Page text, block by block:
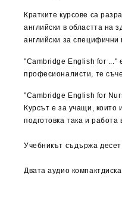
Кратките курсове са
английски в областта на
английски за
"Cambridge English for ..."
професионалисти, те
"Cambridge English for
Курсът е за учащи, които
подготовка така и
Учебникът съдържа
Двата аудио